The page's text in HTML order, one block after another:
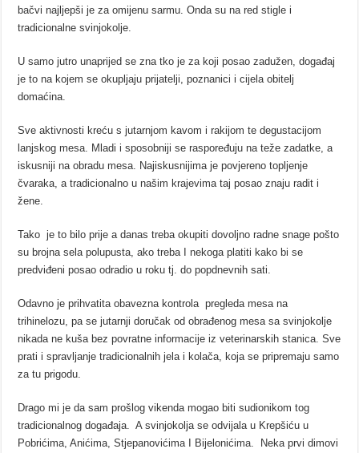
bačvi najljepši je za omijenu sarmu. Onda su na red stigle i
tradicionalne svinjokolje.
U samo jutro unaprijed se zna tko je za koji posao zadužen, događaj
je to na kojem se okupljaju prijatelji, poznanici i cijela obitelj
domaćina.
Sve aktivnosti kreću s jutarnjom kavom i rakijom te degustacijom
lanjskog mesa. Mladi i sposobniji se raspoređuju na teže zadatke, a
iskusniji na obradu mesa. Najiskusnijima je povjereno topljenje
čvaraka, a tradicionalno u našim krajevima taj posao znaju radit i
žene.
Tako je to bilo prije a danas treba okupiti dovoljno radne snage pošto
su brojna sela polupusta, ako treba I nekoga platiti kako bi se
predviđeni posao odradio u roku tj. do popdnevnih sati.
Odavno je prihvatita obavezna kontrola pregleda mesa na
trihinelozu, pa se jutarnji doručak od obrađenog mesa sa svinjokolje
nikada ne kuša bez povratne informacije iz veterinarskih stanica. Sve
prati i spravljanje tradicionalnih jela i kolača, koja se pripremaju samo
za tu prigodu.
Drago mi je da sam prošlog vikenda mogao biti sudionikom tog
tradicionalnog događaja. A svinjokolja se odvijala u Krepšiću u
Pobrićima, Anićima, Stjepanovićima I Bijelonićima. Neka prvi dimovi